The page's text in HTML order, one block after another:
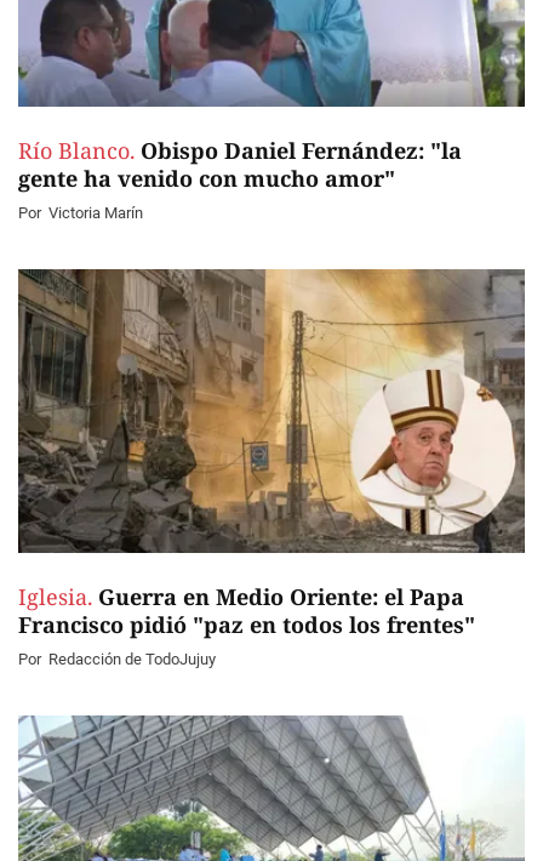
Río Blanco. Obispo Daniel Fernández: "la
gente ha venido con mucho amor"
Por Victoria Marín
Iglesia. Guerra en Medio Oriente: el Papa
Francisco pidió "paz en todos los frentes"
Por Redacción de TodoJujuy